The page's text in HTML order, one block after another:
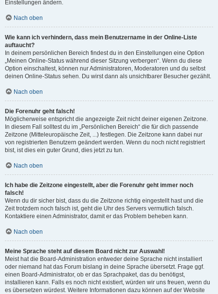
Einstellungen ändern.
Nach oben
Wie kann ich verhindern, dass mein Benutzername in der Online-Liste
auftaucht?
In deinem persönlichen Bereich findest du in den Einstellungen eine Option
„Meinen Online-Status während dieser Sitzung verbergen“. Wenn du diese
Option einschaltest, können nur Administratoren, Moderatoren und du selbst
deinen Online-Status sehen. Du wirst dann als unsichtbarer Besucher gezählt.
Nach oben
Die Forenuhr geht falsch!
Möglicherweise entspricht die angezeigte Zeit nicht deiner eigenen Zeitzone.
In diesem Fall solltest du im „Persönlichen Bereich“ die für dich passende
Zeitzone (Mitteleuropäische Zeit, ...) festlegen. Die Zeitzone kann dabei nur
von registrierten Benutzern geändert werden. Wenn du noch nicht registriert
bist, ist dies ein guter Grund, dies jetzt zu tun.
Nach oben
Ich habe die Zeitzone eingestellt, aber die Forenuhr geht immer noch
falsch!
Wenn du dir sicher bist, dass du die Zeitzone richtig eingestellt hast und die
Zeit trotzdem noch falsch ist, geht die Uhr des Servers vermutlich falsch.
Kontaktiere einen Administrator, damit er das Problem beheben kann.
Nach oben
Meine Sprache steht auf diesem Board nicht zur Auswahl!
Meist hat die Board-Administration entweder deine Sprache nicht installiert
oder niemand hat das Forum bislang in deine Sprache übersetzt. Frage ggf.
einen Board-Administrator, ob er das Sprachpaket, das du benötigst,
installieren kann. Falls es noch nicht existiert, würden wir uns freuen, wenn du
es übersetzen würdest. Weitere Informationen dazu können auf der Website